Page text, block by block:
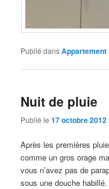
Publié dansAppartement
Nuit de pluie
Publié le17 octobre 2012
Après les premières
comme un gros orage
vous n’avez pas de
sous une douche habillé.